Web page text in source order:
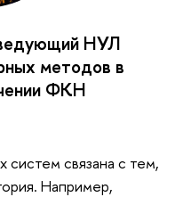
НУЛ
методов в
ФКН
систем связана с тем,
Например,